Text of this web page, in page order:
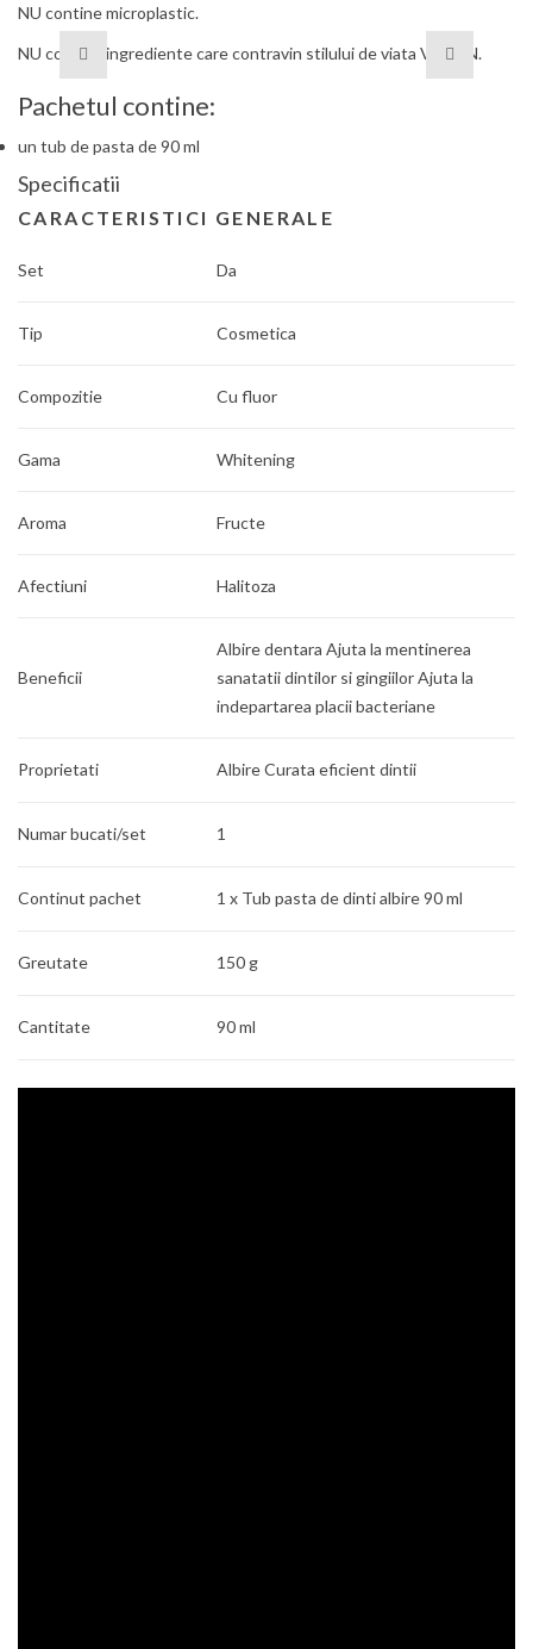
NU contine microplastic.
NU contine ingrediente care contravin stilului de viata VEGAN.
Pachetul contine:
un tub de pasta de 90 ml
Specificatii
CARACTERISTICI GENERALE
Set Da
Tip Cosmetica
Compozitie Cu fluor
Gama Whitening
Aroma Fructe
Afectiuni Halitoza
Beneficii
Albire dentara Ajuta la mentinerea
sanatatii dintilor si gingiilor Ajuta la
indepartarea placii bacteriane
Proprietati Albire Curata eficient dintii
Numar bucati/set 1
Continut pachet 1 x Tub pasta de dinti albire 90 ml
Greutate 150 g
Cantitate 90 ml